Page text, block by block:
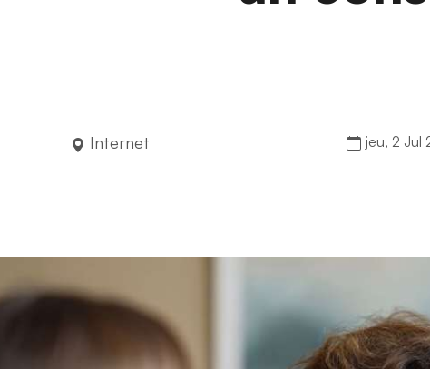
Internet jeu, 2 Jul